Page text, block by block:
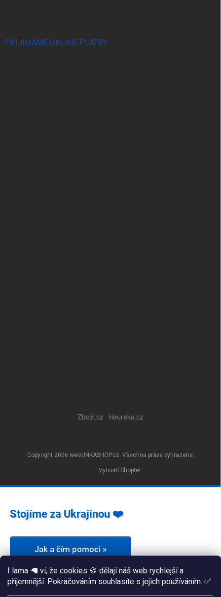
I lama 🦙 ví, že cookies 🍪 dělají náš web rychlejší a
příjemnější. Pokračováním souhlasíte s jejich používáním. ✅
PŘIJÍMÁME ONLINE PLATBY
Zboží.cz Heureka.cz
Vytvořil Shoptet
Copyright 2026 www.INKASHOP.cz. Všechna práva vyhrazena.
Stojíme za Ukrajinou ❤️
Jak a čím pomoci »